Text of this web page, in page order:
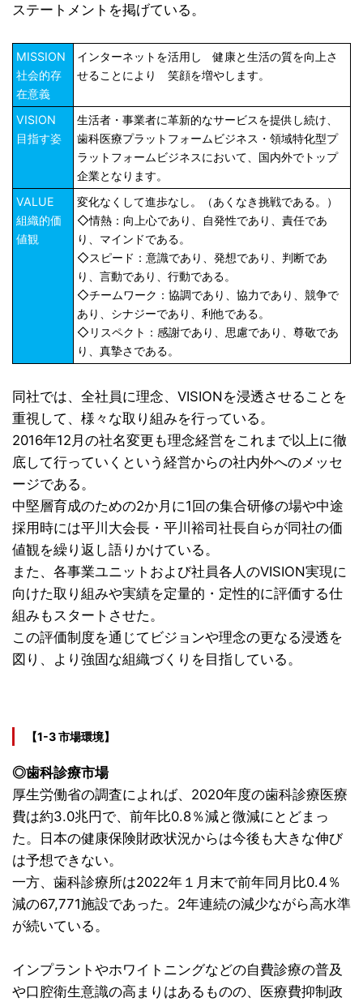
ステートメントを掲げている。
MISSION
社会的存
在意義
インターネットを活用し 健康と生活の質を向上さ
せることにより 笑顔を増やします。
VISION
目指す姿
生活者・事業者に革新的なサービスを提供し続け、
歯科医療プラットフォームビジネス・領域特化型プ
ラットフォームビジネスにおいて、国内外でトップ
企業となります。
VALUE
組織的価
値観
変化なくして進歩なし。（あくなき挑戦である。）
◇情熱：向上心であり、自発性であり、責任であ
り、マインドである。
◇スピード：意識であり、発想であり、判断であ
り、言動であり、行動である。
◇チームワーク：協調であり、協力であり、競争で
あり、シナジーであり、利他である。
◇リスペクト：感謝であり、思慮であり、尊敬であ
り、真摯さである。
同社では、全社員に理念、VISIONを浸透させることを
重視して、様々な取り組みを行っている。
2016年12月の社名変更も理念経営をこれまで以上に徹
底して行っていくという経営からの社内外へのメッセ
ージである。
中堅層育成のための2か月に1回の集合研修の場や中途
採用時には平川大会長・平川裕司社長自らが同社の価
値観を繰り返し語りかけている。
また、各事業ユニットおよび社員各人のVISION実現に
向けた取り組みや実績を定量的・定性的に評価する仕
組みもスタートさせた。
この評価制度を通じてビジョンや理念の更なる浸透を
図り、より強固な組織づくりを目指している。
【1-3 市場環境】
◎歯科診療市場
厚生労働省の調査によれば、2020年度の歯科診療医療
費は約3.0兆円で、前年比0.8％減と微減にとどまっ
た。日本の健康保険財政状況からは今後も大きな伸び
は予想できない。
一方、歯科診療所は2022年１月末で前年同月比0.4％
減の67,771施設であった。2年連続の減少ながら高水準
が続いている。
インプラントやホワイトニングなどの自費診療の普及
や口腔衛生意識の高まりはあるものの、医療費抑制政